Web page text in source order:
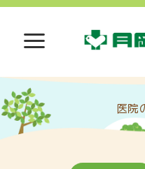
医院